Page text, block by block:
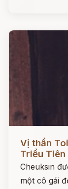
Đọc ngay
Vị thần
Triều Tiên
Cheuksin
một cô gái